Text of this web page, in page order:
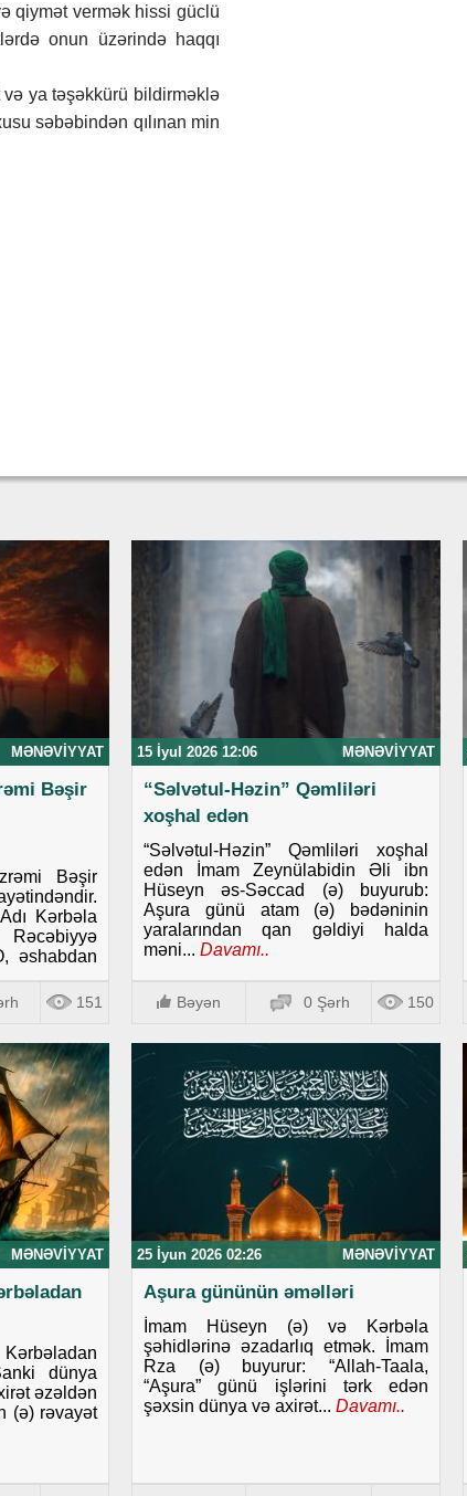
qiymət vermək hissi güclü
onun üzərində haqqı
və ya təşəkkürü bildirməklə
səbəbindən qılınan min
MƏNƏVIYYAT
Bəşir
Bəşir
Kərbəla
əshabdan
151
15 İyul 2026 12:06 MƏNƏVIYYAT
“Səlvətul-Həzin” Qəmliləri
xoşhal edən
“Səlvətul-Həzin” Qəmliləri xoşhal
edən İmam Zeynülabidin Əli ibn
Hüseyn əs-Səccad (ə) buyurub:
Aşura günü atam (ə) bədəninin
yaralarından qan gəldiyi halda
məni... Davamı..
Bəyən 0 Şərh 150
MƏNƏVIYYAT
dünya
əzəldən
(ə) rəvayət
25 İyun 2026 02:26 MƏNƏVIYYAT
Aşura gününün əməlləri
İmam Hüseyn (ə) və Kərbəla
şəhidlərinə əzadarlıq etmək. İmam
Rza (ə) buyurur: “Allah-Taala,
“Aşura” günü işlərini tərk edən
şəxsin dünya və axirət... Davamı..